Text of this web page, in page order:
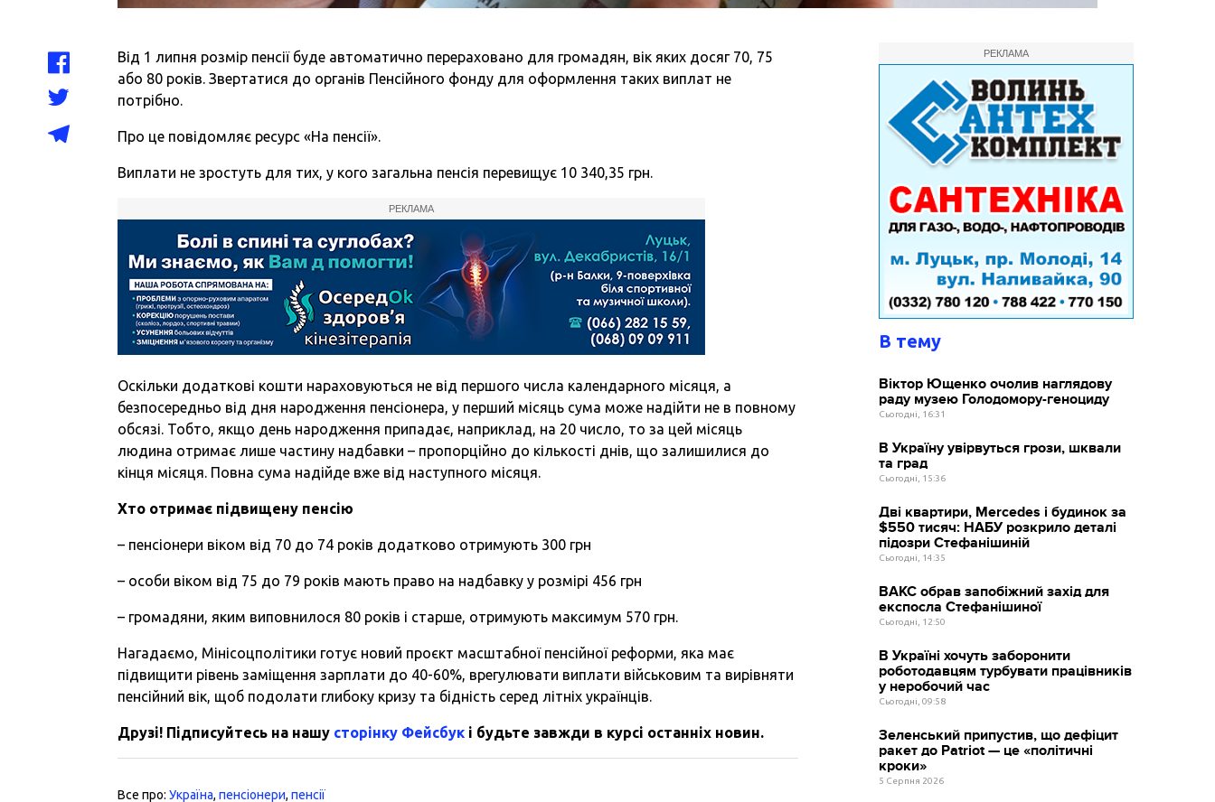
Від 1 липня розмір пенсії буде автоматично перераховано для громадян, вік яких досяг 70, 75
або 80 років. Звертатися до органів Пенсійного фонду для оформлення таких виплат не
потрібно.
Про це повідомляє ресурс «На пенсії».
Виплати не зростуть для тих, у кого загальна пенсія перевищує 10 340,35 грн.
РЕКЛАМА
Оскільки додаткові кошти нараховуються не від першого числа календарного місяця, а
безпосередньо від дня народження пенсіонера, у перший місяць сума може надійти не в повному
обсязі. Тобто, якщо день народження припадає, наприклад, на 20 число, то за цей місяць
людина отримає лише частину надбавки – пропорційно до кількості днів, що залишилися до
кінця місяця. Повна сума надійде вже від наступного місяця.
Хто отримає підвищену пенсію
– пенсіонери віком від 70 до 74 років додатково отримують 300 грн
– особи віком від 75 до 79 років мають право на надбавку у розмірі 456 грн
– громадяни, яким виповнилося 80 років і старше, отримують максимум 570 грн.
Нагадаємо, Мінісоцполітики готує новий проєкт масштабної пенсійної реформи, яка має
підвищити рівень заміщення зарплати до 40-60%, врегулювати виплати військовим та вирівняти
пенсійний вік, щоб подолати глибоку кризу та бідність серед літніх українців.
Друзі! Підписуйтесь на нашу сторінку Фейсбук і будьте завжди в курсі останніх новин.
Все про:Україна,пенсіонери,пенсії
РЕКЛАМА
В тему
Віктор Ющенко очолив наглядову
раду музею Голодомору-геноциду
Сьогодні, 16:31
В Україну увірвуться грози, шквали
та град
Сьогодні, 15:36
Дві квартири, Mercedes і будинок за
$550 тисяч: НАБУ розкрило деталі
підозри Стефанішиній
Сьогодні, 14:35
ВАКС обрав запобіжний захід для
експосла Стефанішиної
Сьогодні, 12:50
В Україні хочуть заборонити
роботодавцям турбувати працівників
у неробочий час
Сьогодні, 09:58
Зеленський припустив, що дефіцит
ракет до Patriot — це «політичні
кроки»
5 Серпня 2026